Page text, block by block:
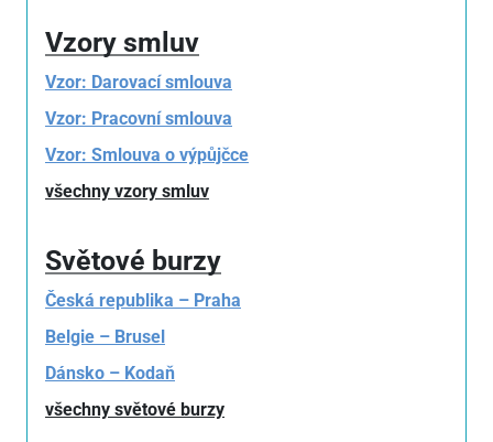
Vzory smluv
Vzor: Darovací smlouva
Vzor: Pracovní smlouva
Vzor: Smlouva o výpůjčce
všechny vzory smluv
Světové burzy
Česká republika – Praha
Belgie – Brusel
Dánsko – Kodaň
všechny světové burzy